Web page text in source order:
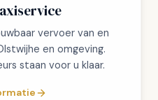
vervoer van en
en omgeving.
staan voor u klaar.